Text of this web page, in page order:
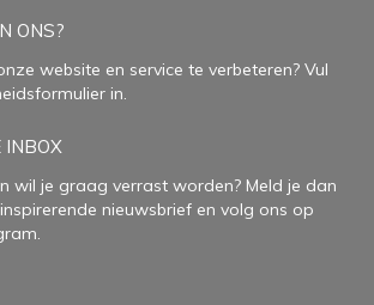
ONS?
website en service te verbeteren? Vul
in.
INBOX
wil je graag verrast worden? Meld je dan
nieuwsbrief en volg ons op
.